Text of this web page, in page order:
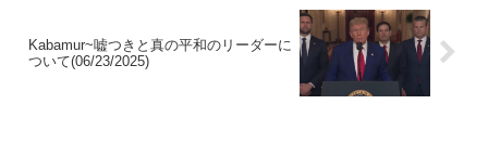
Kabamur~嘘つきと真の平和のリーダーに
ついて(06/23/2025)